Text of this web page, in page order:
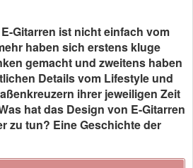
Gitarren ist nicht einfach vom
haben sich erstens kluge
gemacht und zweitens haben
Details vom Lifestyle und
ihrer jeweiligen Zeit
hat das Design von E-Gitarren
zu tun? Eine Geschichte der